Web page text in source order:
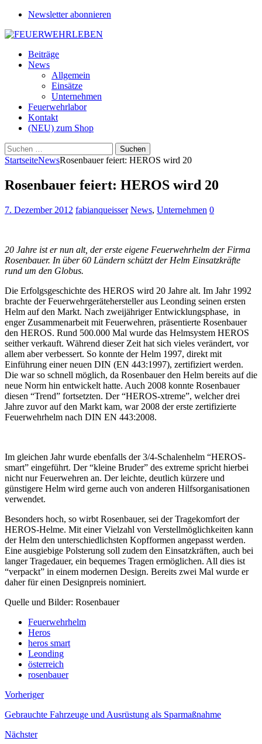
Newsletter abonnieren
Beiträge
News
Allgemein
Einsätze
Unternehmen
Feuerwehrlabor
Kontakt
(NEU) zum Shop
Suchen
nach:
StartseiteNewsRosenbauer feiert: HEROS wird 20
Rosenbauer feiert: HEROS wird 20
7. Dezember 2012 fabianqueisser News, Unternehmen 0
20 Jahre ist er nun alt, der erste eigene Feuerwehrhelm der Firma
Rosenbauer. In über 60 Ländern schützt der Helm Einsatzkräfte
rund um den Globus.
Die Erfolgsgeschichte des HEROS wird 20 Jahre alt. Im Jahr 1992
brachte der Feuerwehrgerätehersteller aus Leonding seinen ersten
Helm auf den Markt. Nach zweijähriger Entwicklungsphase, in
enger Zusammenarbeit mit Feuerwehren, präsentierte Rosenbauer
den HEROS. Rund 500.000 Mal wurde das Helmsystem HEROS
seither verkauft. Während dieser Zeit hat sich vieles verändert, vor
allem aber verbessert. So konnte der Helm 1997, direkt mit
Einführung einer neuen DIN (EN 443:1997), zertifiziert werden.
Die war so schnell möglich, da Rosenbauer den Helm bereits auf die
neue Norm hin entwickelt hatte. Auch 2008 konnte Rosenbauer
diesen “Trend” fortsetzten. Der “HEROS-xtreme”, welcher drei
Jahre zuvor auf den Markt kam, war 2008 der erste zertifizierte
Feuerwehrhelm nach DIN EN 443:2008.
Im gleichen Jahr wurde ebenfalls der 3/4-Schalenhelm “HEROS-
smart” eingeführt. Der “kleine Bruder” des extreme spricht hierbei
nicht nur Feuerwehren an. Der leichte, deutlich kürzere und
günstigere Helm wird gerne auch von anderen Hilfsorganisationen
verwendet.
Besonders hoch, so wirbt Rosenbauer, sei der Tragekomfort der
HEROS-Helme. Mit einer Vielzahl von Verstellmöglichkeiten kann
der Helm den unterschiedlichsten Kopfformen angepasst werden.
Eine ausgiebige Polsterung soll zudem den Einsatzkräften, auch bei
langer Tragedauer, ein bequemes Tragen ermöglichen. All dies ist
“verpackt” in einem modernen Design. Bereits zwei Mal wurde er
daher für einen Designpreis nominiert.
Quelle und Bilder: Rosenbauer
Feuerwehrhelm
Heros
heros smart
Leonding
österreich
rosenbauer
Vorheriger
Gebrauchte Fahrzeuge und Ausrüstung als Sparmaßnahme
Nächster